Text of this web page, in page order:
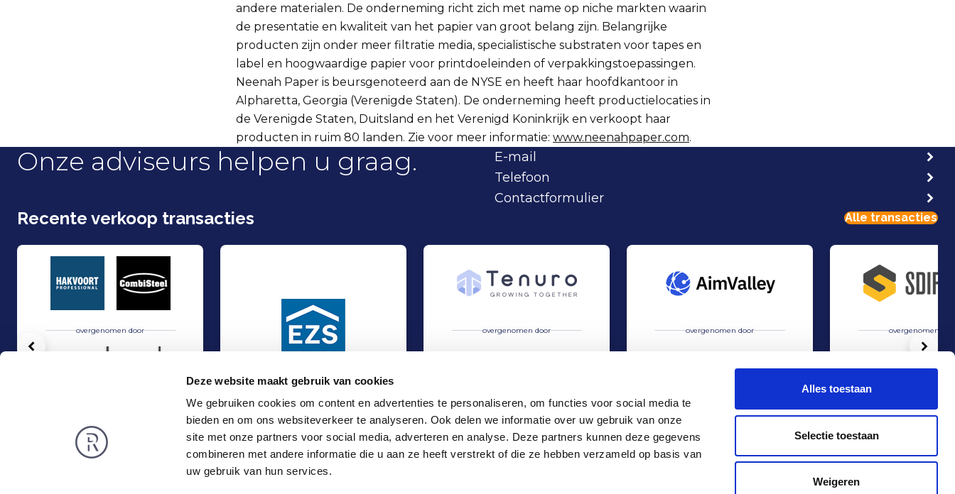
Deze website maakt gebruik van cookies
We gebruiken cookies om content en advertenties te personaliseren, om functies voor social media te
bieden en om ons websiteverkeer te analyseren. Ook delen we informatie over uw gebruik van onze
site met onze partners voor social media, adverteren en analyse. Deze partners kunnen deze gegevens
combineren met andere informatie die u aan ze heeft verstrekt of die ze hebben verzameld op basis van
uw gebruik van hun services.
Alles toestaan
Selectie toestaan
Weigeren
andere materialen. De onderneming richt zich met name op niche markten waarin
de presentatie en kwaliteit van het papier van groot belang zijn. Belangrijke
producten zijn onder meer filtratie media, specialistische substraten voor tapes en
label en hoogwaardige papier voor printdoeleinden of verpakkingstoepassingen.
Neenah Paper is beursgenoteerd aan de NYSE en heeft haar hoofdkantoor in
Alpharetta, Georgia (Verenigde Staten). De onderneming heeft productielocaties in
de Verenigde Staten, Duitsland en het Verenigd Koninkrijk en verkoopt haar
producten in ruim 80 landen. Zie voor meer informatie: www.neenahpaper.com.
Onze adviseurs helpen u graag.
E-mail
Telefoon
Contactformulier
Recente verkoop transacties Alle transacties
overgenomen door
Hakvoort en Nobel Capital Partners hebben een strategisch partnerschap gesloten
Food & Agri
Management Buy-In bij EZS Parkeersystemen B.V.
Industrie
overgenomen door
Alphatronics overgenomen door Tenuro
Industrie
overgenomen door
TMT & Zakelijke Dienstverlening
overgenomen
Industrie
Vorige
Rembrandt
Nieuws
Locaties
Contact